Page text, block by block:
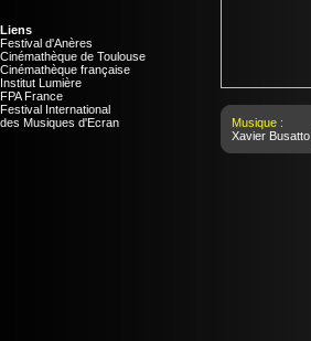
Liens
Festival d'Anères
Cinémathèque de Toulouse
Cinémathèque française
Institut Lumière
FPA France
Festival International
des Musiques d'Ecran
Musique :
Xavier Busatto